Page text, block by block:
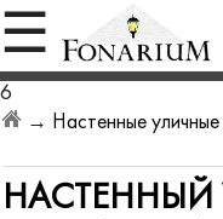
☰
6
→ Настенные уличные